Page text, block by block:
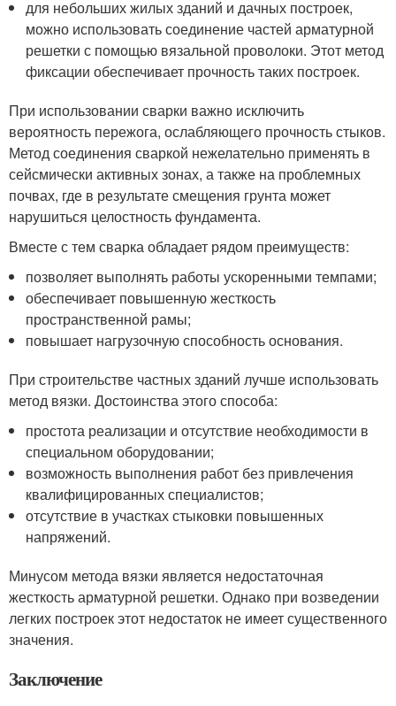
для небольших жилых зданий и дачных построек,
можно использовать соединение частей арматурной
решетки с помощью вязальной проволоки. Этот метод
фиксации обеспечивает прочность таких построек.
При использовании сварки важно исключить
вероятность пережога, ослабляющего прочность стыков.
Метод соединения сваркой нежелательно применять в
сейсмически активных зонах, а также на проблемных
почвах, где в результате смещения грунта может
нарушиться целостность фундамента.
Вместе с тем сварка обладает рядом преимуществ:
позволяет выполнять работы ускоренными темпами;
обеспечивает повышенную жесткость
пространственной рамы;
повышает нагрузочную способность основания.
При строительстве частных зданий лучше использовать
метод вязки. Достоинства этого способа:
простота реализации и отсутствие необходимости в
специальном оборудовании;
возможность выполнения работ без привлечения
квалифицированных специалистов;
отсутствие в участках стыковки повышенных
напряжений.
Минусом метода вязки является недостаточная
жесткость арматурной решетки. Однако при возведении
легких построек этот недостаток не имеет существенного
значения.
Заключение